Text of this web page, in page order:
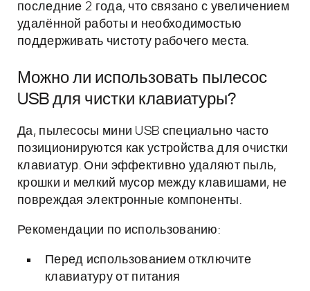
последние 2 года, что связано с увеличением
удалённой работы и необходимостью
поддерживать чистоту рабочего места.
Можно ли использовать пылесос
USB для чистки клавиатуры?
Да, пылесосы мини USB специально часто
позиционируются как устройства для очистки
клавиатур. Они эффективно удаляют пыль,
крошки и мелкий мусор между клавишами, не
повреждая электронные компоненты.
Рекомендации по использованию:
Перед использованием отключите
клавиатуру от питания